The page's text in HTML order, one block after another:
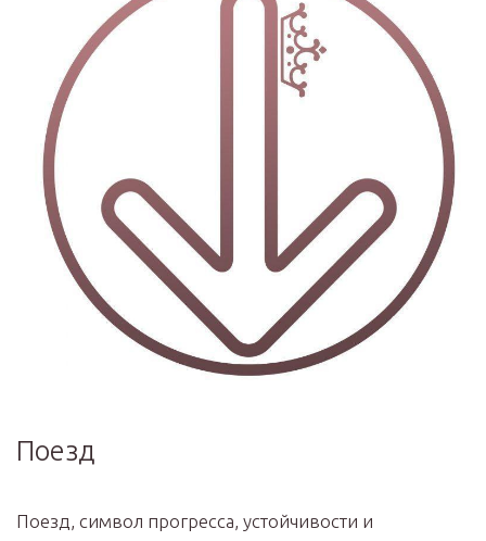
Поезд
Поезд, символ прогресса, устойчивости и